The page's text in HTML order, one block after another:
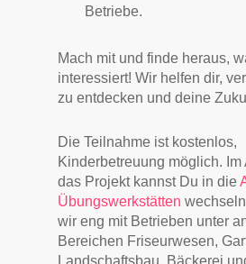
Betriebe.
Mach mit und finde heraus,
interessiert! Wir helfen dir,
zu entdecken und deine
Die Teilnahme ist kostenlos,
Kinderbetreuung möglich. Im
das Projekt kannst Du in die
Übungswerkstätten
wir eng mit Betrieben unter
Bereichen Friseurwesen,
Landschaftsbau, Bäckerei